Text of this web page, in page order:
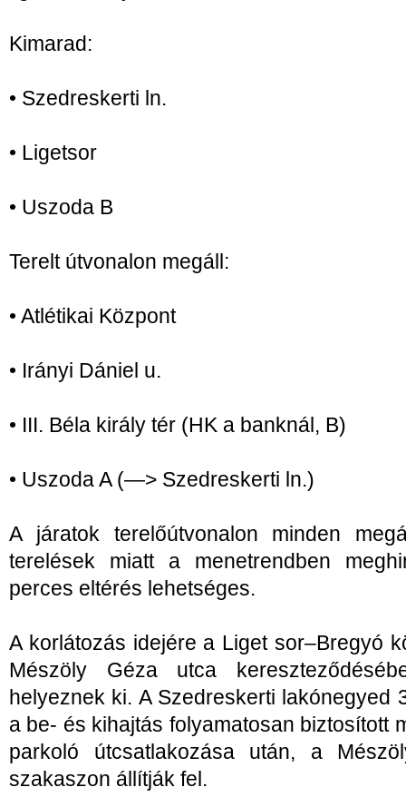
Kimarad:
• Szedreskerti ln.
• Ligetsor
• Uszoda B
Terelt útvonalon megáll:
• Atlétikai Központ
• Irányi Dániel u.
• III. Béla király tér (HK a banknál, B)
• Uszoda A (—> Szedreskerti ln.)
A járatok terelőútvonalon minden
terelések miatt a menetrendben
perces eltérés lehetséges.
A korlátozás idejére a Liget sor–Bregyó
Mészöly Géza utca
helyeznek ki. A Szedreskerti lakónegyed
a be- és kihajtás folyamatosan biztosított
parkoló útcsatlakozása után, a
szakaszon állítják fel.